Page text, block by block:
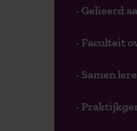
- Gelieerd
- Faculteit
- Samen
-